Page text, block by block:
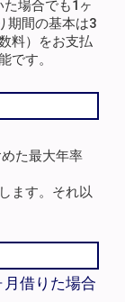
場合でも1ヶ
期間の基本は3
料）をお支払
です。
た最大年率
ます。それ以
借りた場合